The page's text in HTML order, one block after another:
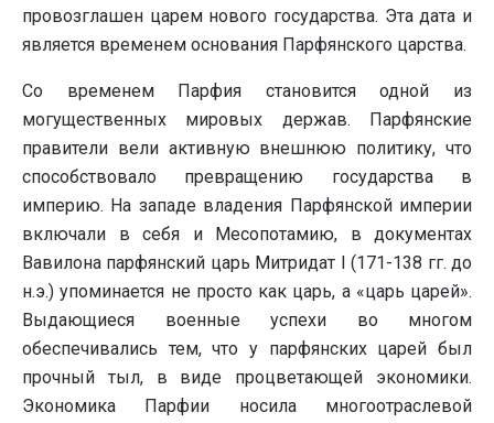
провозглашен царем нового государства. Эта дата и
является временем основания Парфянского царства.
Со временем Парфия становится одной из
могущественных мировых держав. Парфянские
правители вели активную внешнюю политику, что
способствовало превращению государства в
империю. На западе владения Парфянской империи
включали в себя и Месопотамию, в документах
Вавилона парфянский царь Митридат I (171-138 гг. до
н.э.) упоминается не просто как царь, а «царь царей».
Выдающиеся военные успехи во многом
обеспечивались тем, что у парфянских царей был
прочный тыл, в виде процветающей экономики.
Экономика Парфии носила многоотраслевой